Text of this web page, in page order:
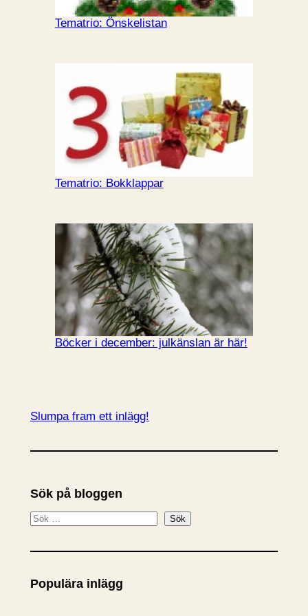
Tematrio: Önskelistan
Tematrio: Bokklappar
Böcker i december: julkänslan är här!
Slumpa fram ett inlägg!
Sök på bloggen
S
k
Sök
Populära inlägg